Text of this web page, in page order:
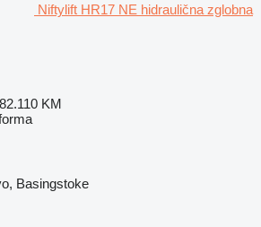
Niftylift HR17 NE hidraulična zglobna
KM
Basingstoke